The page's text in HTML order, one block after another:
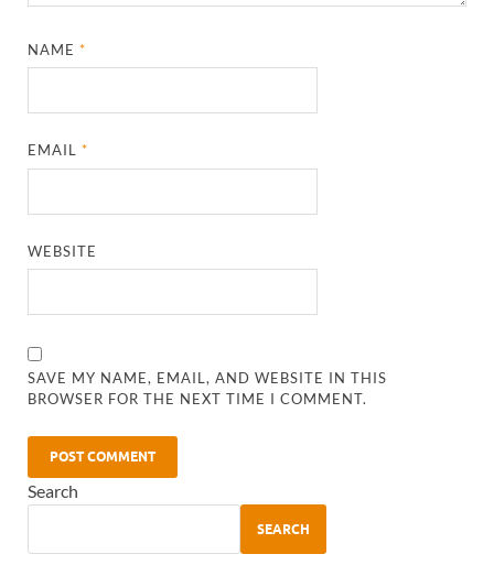
NAME*
EMAIL*
WEBSITE
SAVE MY NAME, EMAIL, AND WEBSITE IN THIS
BROWSER FOR THE NEXT TIME I COMMENT.
Search
SEARCH